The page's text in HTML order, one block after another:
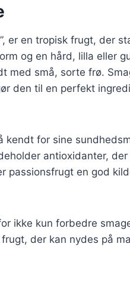
er en tropisk frugt, der
og en hård, lilla eller
med små, sorte frø.
den til en perfekt
kendt for sine
antioxidanter,
passionsfrugt en god
ikke kun forbedre
der kan nydes på